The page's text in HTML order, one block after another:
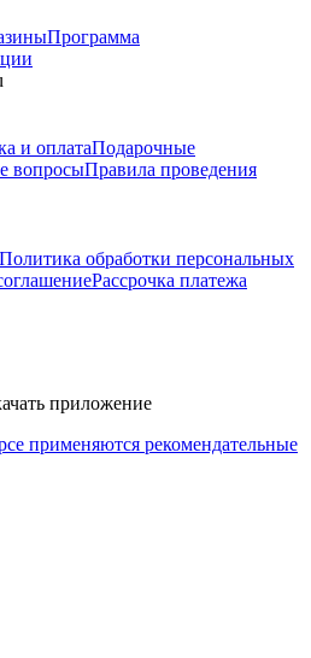
Программа
и оплатаПодарочные
вопросыПравила проведения
Политика обработки персональных
Рассрочка платежа
приложение
применяются рекомендательные